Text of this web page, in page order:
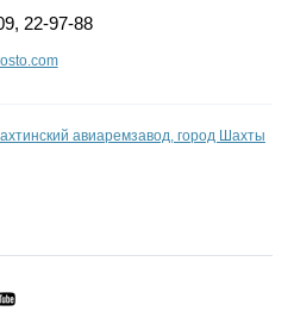
22-97-88
авиаремзавод, город Шахты